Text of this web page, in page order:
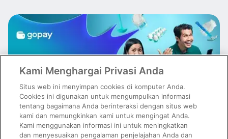
Kami Menghargai Privasi Anda
Situs web ini menyimpan cookies di komputer Anda.
Cookies ini digunakan untuk mengumpulkan informasi
tentang bagaimana Anda berinteraksi dengan situs web
kami dan memungkinkan kami untuk mengingat Anda.
Kami menggunakan informasi ini untuk meningkatkan
dan menyesuaikan pengalaman penjelajahan Anda dan